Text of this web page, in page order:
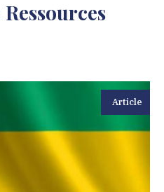
Ressources
Article